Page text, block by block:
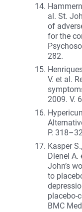
al. St.
of
for the
282.
V. et al.
2009. V.
P.
Kasper
Dienel A.
John’s
to
placebo-
BMC